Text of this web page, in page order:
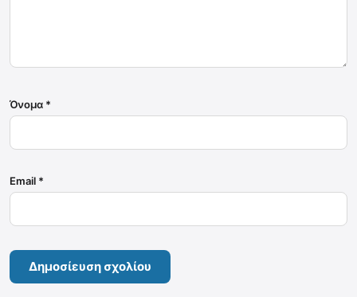
Όνομα *
Email *